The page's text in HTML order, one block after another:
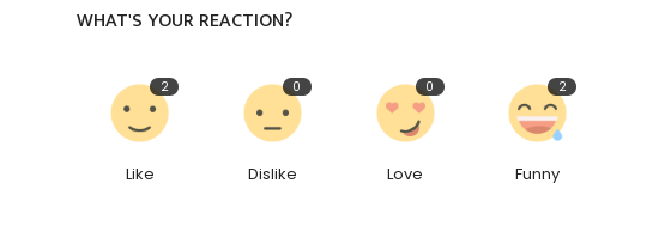
WHAT'S YOUR REACTION?
2
Like
0
Dislike
0
Love
2
Funny